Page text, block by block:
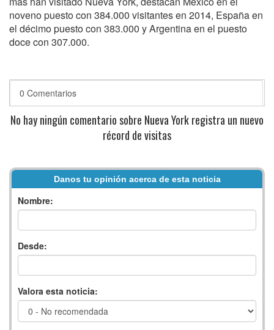
noveno puesto con 384.000 visitantes en 2014, España en
el décimo puesto con 383.000 y Argentina en el puesto
doce con 307.000.
0 Comentarios
No hay ningún comentario sobre Nueva York registra un nuevo
récord de visitas
Danos tu opinión acerca de esta noticia
Nombre:
Desde:
Valora esta noticia: